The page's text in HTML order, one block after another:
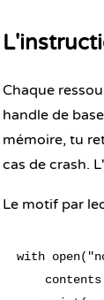
Chaque
handle de
mémoire, tu
cas de crash.
Le motif par
with